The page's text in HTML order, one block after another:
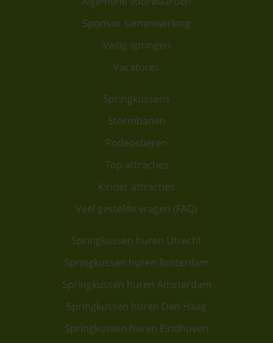
Sponsor samenwerking
Veilig springen
Vacatures
Springkussens
Stormbanen
Rodeostieren
Top attracties
Kinder attracties
Veel gestelde vragen (FAQ)
Springkussen huren Utrecht
Springkussen huren Rotterdam
Springkussen huren Amsterdam
Springkussen huren Den Haag
Springkussen huren Eindhoven